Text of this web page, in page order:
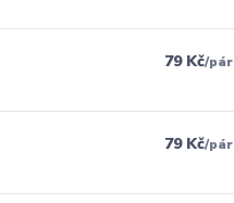
79 Kč/pár
79 Kč/pár